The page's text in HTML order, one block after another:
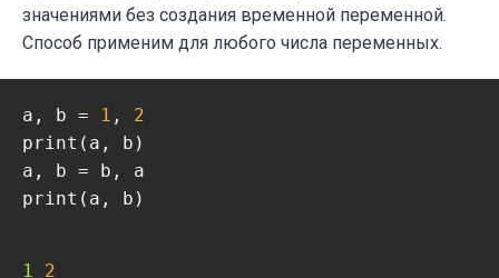
значениями без создания временной переменной.
Способ применим для любого числа переменных.
a, b = 1 , 2
print(a, b)
a, b = b, a
print(a, b)
1 2